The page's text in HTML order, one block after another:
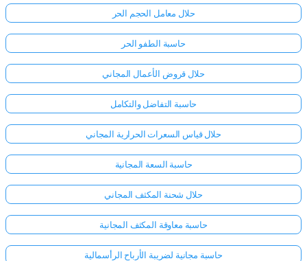
حلال معامل الحجم الحر
حاسبة الطفو الحر
حلال قروض الأعمال المجاني
حاسبة التفاضل والتكامل
حلال قياس السعرات الحرارية المجاني
حاسبة السعة المجانية
حلال شحنة المكثف المجاني
حاسبة معاوقة المكثف المجانية
حاسبة مجانية لضريبة الأرباح الرأسمالية